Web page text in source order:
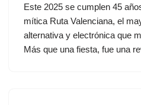
Este 2025 se cumplen 45
mítica Ruta Valenciana, el
alternativa y electrónica que
Más que una fiesta, fue una